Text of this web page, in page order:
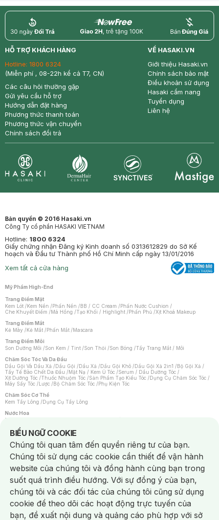
return nowfree price
HỖ TRỢ KHÁCH HÀNG
Hotline: 1800 6324
(Miễn phí , 08-22h kể cả T7, CN)
Các câu hỏi thường gặp
Gửi yêu cầu hỗ trợ
Hướng dẫn đặt hàng
Phương thức thanh toán
Phương thức vận chuyển
Chính sách đổi trả
VỀ HASAKI.VN
Giới thiệu Hasaki.vn
Chính sách bảo mật
Điều khoản sử dụng
Hasaki cẩm nang
Tuyển dụng
Liên hệ
Bản quyền © 2016 Hasaki.vn
Công Ty cổ phần HASAKI VIETNAM
Hotline: 1800 6324
Giấy chứng nhận Đăng ký Kinh doanh số 0313612829 do Sở Kế
hoạch và Đầu tư Thành phố Hồ Chí Minh cấp ngày 13/01/2016
Xem tất cả cửa hàng
Mỹ Phẩm High-End
Trang Điểm Mặt
Kem Lót /Kem Nền /Phấn Nền /BB / CC Cream /Phấn Nước Cushion /
Che Khuyết Điểm /Má Hồng /Tạo Khối / Highlight /Phấn Phủ /Xịt Khoá Makeup
Trang Điểm Mắt
Kẻ Mày /Kẻ Mắt /Phấn Mắt /Mascara
Trang Điểm Môi
Son Dưỡng Môi /Son Kem / Tint /Son Thỏi /Son Bóng /Tẩy Trang Mắt / Môi
Chăm Sóc Tóc Và Da Đầu
Dầu Gội Và Dầu Xả /Dầu Gội /Dầu Xả /Dầu Gội Khô /Dầu Gội Xả 2in1 /Bộ Gội Xả /
Tẩy Tế Bào Chết Da Đầu /Mặt Nạ / Kem Ủ Tóc /Serum / Dầu Dưỡng Tóc /
Xịt Dưỡng Tóc /Thuốc Nhuộm Tóc /Sản Phẩm Tạo Kiểu Tóc /Dụng Cụ Chăm Sóc Tóc /
Máy Sấy Tóc /Lược /Bộ Chăm Sóc Tóc /Phụ Kiện Tóc
Chăm Sóc Cơ Thể
Kem Tẩy Lông /Dụng Cụ Tẩy Lông
Nước Hoa
Nước Hoa Nữ
Chăm Sóc Cá Nhân
Chống Muỗi /Khẩu Trang /Máy Massage/Mặt Nạ Xông Hơi /Nước Rửa Tay/
Sản Phẩm Chăm Sóc Khác /Bàn Chải Đánh Răng /Bàn Chải Điện/
Hỗ Trợ Trắng Răng/Kem Đánh Răng /Máy Tăm Nước/ Nước Súc Miệng/
Tăm / Chỉ Nha Khoa/ Xịt Thơm Miệng / Dung Dịch Vệ Sinh/Dưỡng Vùng Kín/
Khăn Ướt Vệ Sinh Vùng Kín/Băng Vệ Sinh/Tampon/Bọt Cạo Râu /Dao Cạo Râu/
Máy Cạo Râu
Vấn Đề Về Da
Da Dầu / Lỗ Chân Lông To/ Da Khô / Mất Nước/ Da Lão Hóa/ Da Mụn/
Da Nhạy Cảm / Kích Ứng
Da Xỉn Màu Thâm / Nám / Tàn Nhang
Quầng Thâm & Bọng Mắt /Sẹo /Viêm Da Cơ Địa
Dụng Cụ / Phụ Kiện Chăm Sóc Da
BIỂU NGỮ COOKIE
Notice about cookies usage
Chúng tôi quan tâm đến quyền riêng tư của bạn.
Chúng tôi sử dụng các cookie cần thiết để vận hành
website của chúng tôi và đồng hành cùng bạn trong
suốt quá trình điều hướng. Với sự đồng ý của bạn,
chúng tôi và các đối tác của chúng tôi cũng sử dụng
cookie để theo dõi các hoạt động trực tuyến của
bạn, đề xuất nội dung và quảng cáo phù hợp với sở